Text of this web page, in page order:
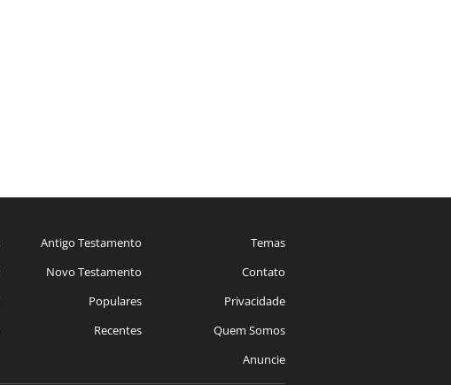
Antigo Testamento
Novo Testamento
Populares
Recentes
Temas
Contato
Privacidade
Quem Somos
Anuncie